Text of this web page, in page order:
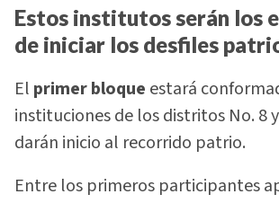
Estos institutos serán los
de iniciar los desfiles
El primer bloque estará
instituciones de los distritos No. 8
darán inicio al recorrido patrio.
Entre los primeros participantes